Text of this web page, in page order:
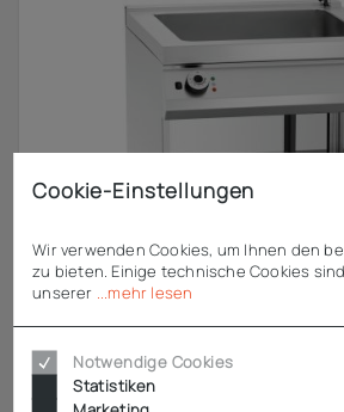
Cookie-Einstellungen
Wir verwenden Cookies, um Ihnen den
zu bieten. Einige technische Cookies
unserer ...mehr lesen
Notwendige Cookies
Statistiken